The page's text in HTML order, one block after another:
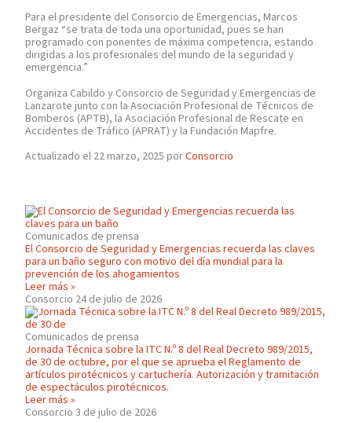
Para el presidente del Consorcio de Emergencias, Marcos
Bergaz “se trata de toda una oportunidad, pues se han
programado con ponentes de máxima competencia, estando
dirigidas a los profesionales del mundo de la seguridad y
emergencia.”
Organiza Cabildo y Consorcio de Seguridad y Emergencias de
Lanzarote junto con la Asociación Profesional de Técnicos de
Bomberos (APTB), la Asociación Profesional de Rescate en
Accidentes de Tráfico (APRAT) y la Fundación Mapfre.
Actualizado el 22 marzo, 2025 porConsorcio
Comunicados de prensa
El Consorcio de Seguridad y Emergencias recuerda las claves
para un baño seguro con motivo del día mundial para la
prevención de los ahogamientos
Leer más »
Consorcio 24 de julio de 2026
Comunicados de prensa
Jornada Técnica sobre la ITC N.º 8 del Real Decreto 989/2015,
de 30 de octubre, por el que se aprueba el Reglamento de
artículos pirotécnicos y cartuchería. Autorización y tramitación
de espectáculos pirotécnicos.
Leer más »
Consorcio 3 de julio de 2026